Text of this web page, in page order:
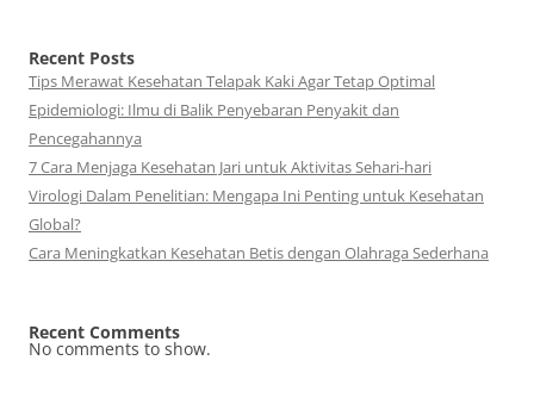
Recent Posts
Tips Merawat Kesehatan Telapak Kaki Agar Tetap Optimal
Epidemiologi: Ilmu di Balik Penyebaran Penyakit dan
Pencegahannya
7 Cara Menjaga Kesehatan Jari untuk Aktivitas Sehari-hari
Virologi Dalam Penelitian: Mengapa Ini Penting untuk Kesehatan
Global?
Cara Meningkatkan Kesehatan Betis dengan Olahraga Sederhana
Recent Comments
No comments to show.